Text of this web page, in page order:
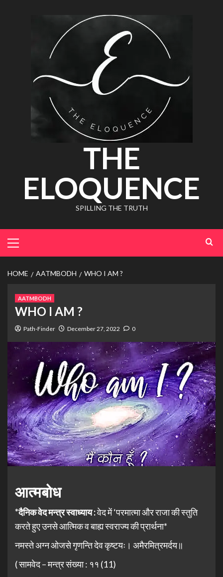
THE
ELOQUENCE
SPILLING THE TRUTH
HOME AATMBODH WHO I AM ?
AATMBODH
WHO I AM ?
Path-Finder December 27, 2022 0
आत्मबोध
*दैनिक वेद मन्त्र स्वाध्याय :वेद में ‘परमात्मा और राजा की स्तुति
करते हुए उनसे आत्मिक व बाह्य स्वराज्य की प्रार्थना*
नमस्ते अग्न ओजसे गृणन्ति देव कृष्टयः। अमैरमित्रमर्दय॥
( सामवेद – मन्त्र संख्या : ११ (11)